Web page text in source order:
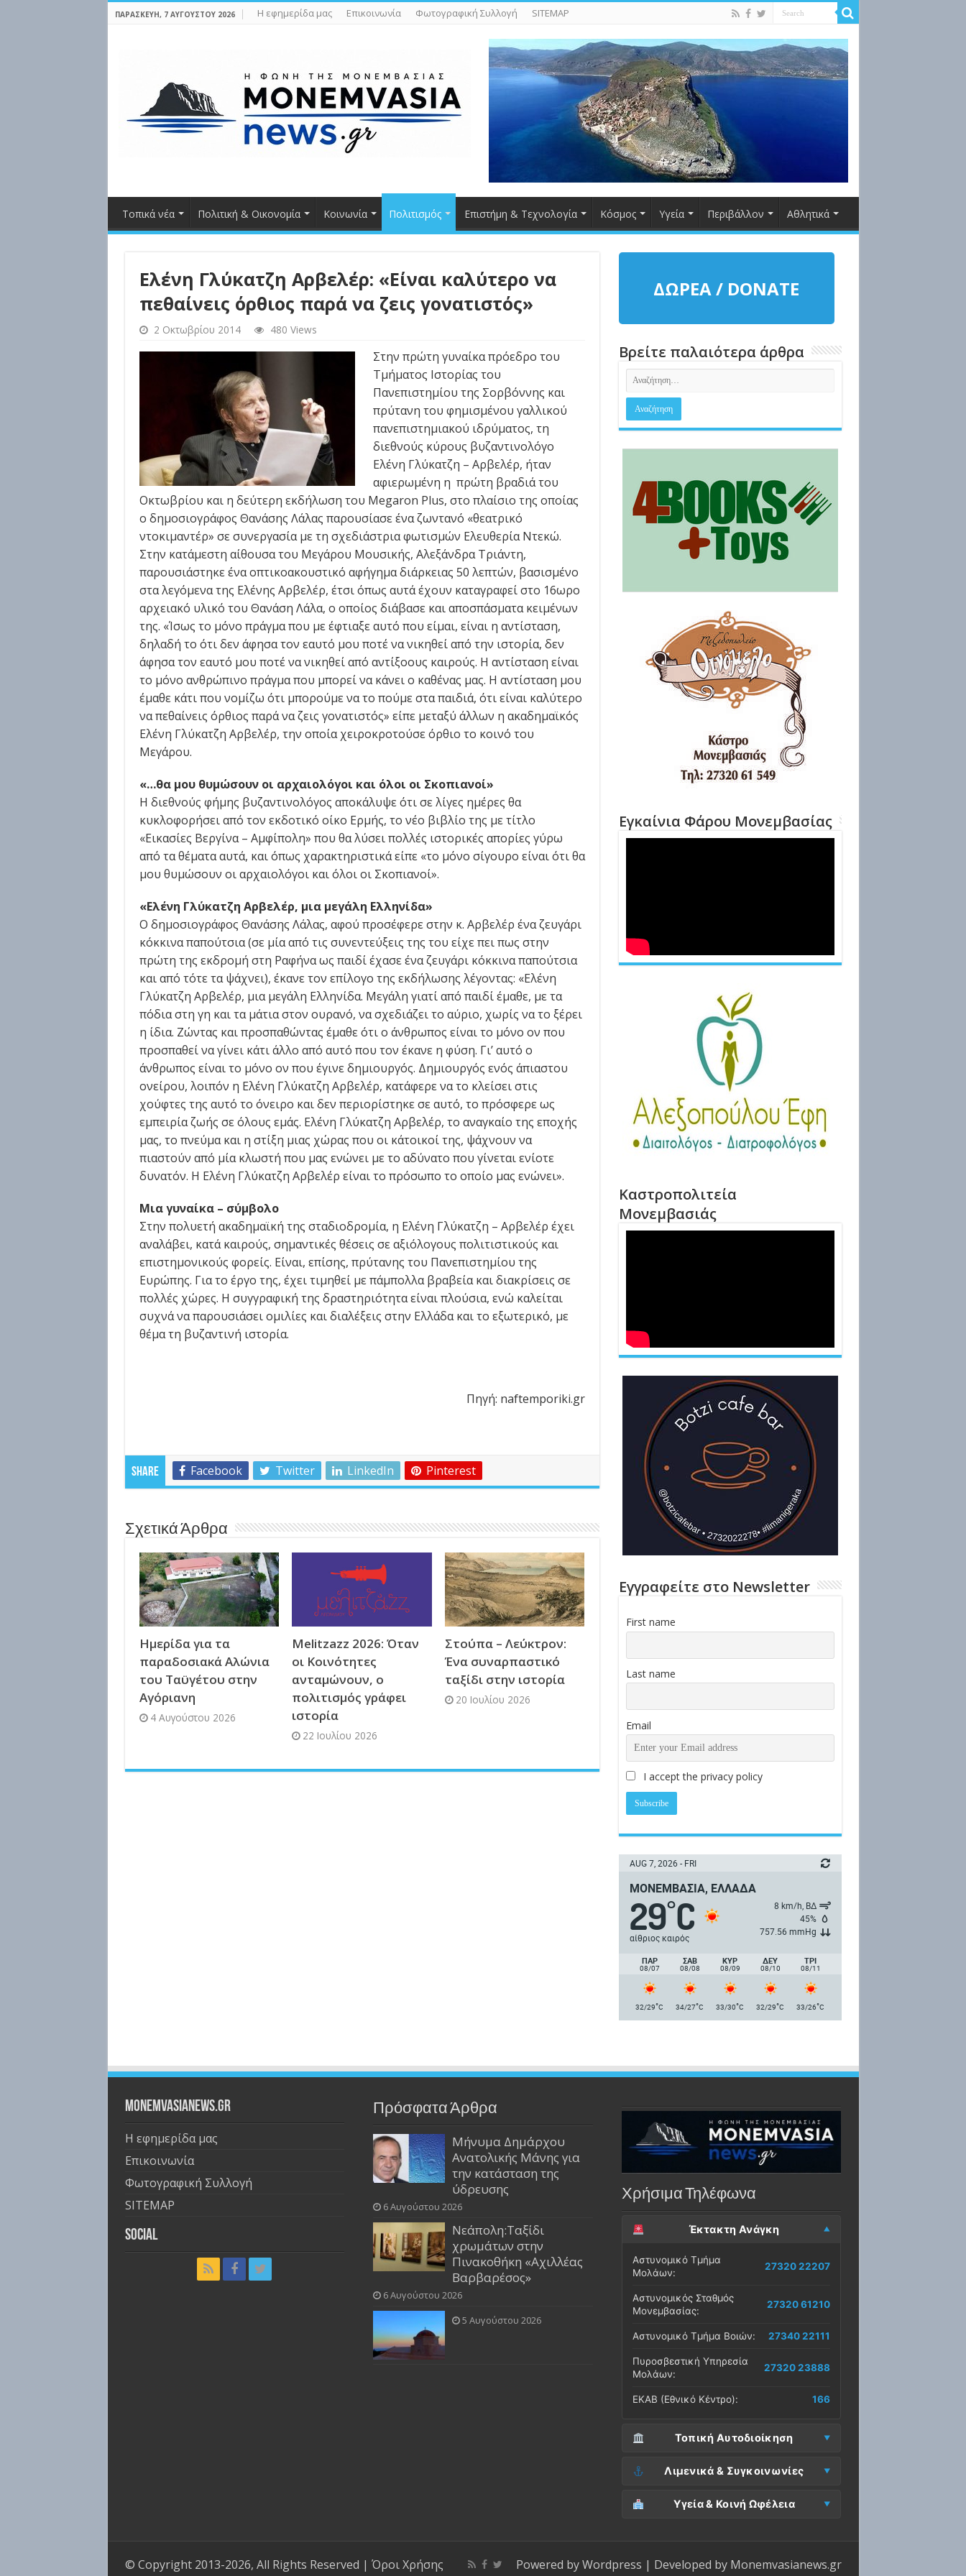
ΠΑΡΑΣΚΕΥΉ, 7 ΑΥΓΟΎΣΤΟΥ 2026 Η εφημερίδα μας Επικοινωνία Φωτογραφική Συλλογή SITEMAP
Τοπικά νέα Πολιτική & Οικονομία Κοινωνία Πολιτισμός Επιστήμη & Τεχνολογία Κόσμος Υγεία Περιβάλλον Αθλητικά
Ελένη Γλύκατζη Αρβελέρ: «Είναι καλύτερο να
πεθαίνεις όρθιος παρά να ζεις γονατιστός»
2 Οκτωβρίου 2014 480 Views
Στην πρώτη γυναίκα πρόεδρο του
Τμήματος Ιστορίας του
Πανεπιστημίου της Σορβόννης και
πρύτανη του φημισμένου γαλλικού
πανεπιστημιακού ιδρύματος, τη
διεθνούς κύρους βυζαντινολόγο
Ελένη Γλύκατζη – Αρβελέρ, ήταν
αφιερωμένη η πρώτη βραδιά του
Οκτωβρίου και η δεύτερη εκδήλωση του Megaron Plus, στο πλαίσιο της οποίας
ο δημοσιογράφος Θανάσης Λάλας παρουσίασε ένα ζωντανό «θεατρικό
ντοκιμαντέρ» σε συνεργασία με τη σχεδιάστρια φωτισμών Ελευθερία Ντεκώ.
Στην κατάμεστη αίθουσα του Μεγάρου Μουσικής, Αλεξάνδρα Τριάντη,
παρουσιάστηκε ένα οπτικοακουστικό αφήγημα διάρκειας 50 λεπτών, βασισμένο
στα λεγόμενα της Ελένης Αρβελέρ, έτσι όπως αυτά έχουν καταγραφεί στο 16ωρο
αρχειακό υλικό του Θανάση Λάλα, ο οποίος διάβασε και αποσπάσματα κειμένων
της. «Ίσως το μόνο πράγμα που με έφτιαξε αυτό που είμαι, είναι η αντίσταση,
δηλαδή το ότι δεν άφησα τον εαυτό μου ποτέ να νικηθεί από την ιστορία, δεν
άφησα τον εαυτό μου ποτέ να νικηθεί από αντίξοους καιρούς. Η αντίσταση είναι
το μόνο ανθρώπινο πράγμα που μπορεί να κάνει ο καθένας μας. Η αντίσταση μου
έμαθε κάτι που νομίζω ότι μπορούμε να το πούμε στα παιδιά, ότι είναι καλύτερο
να πεθαίνεις όρθιος παρά να ζεις γονατιστός» είπε μεταξύ άλλων η ακαδημαϊκός
Ελένη Γλύκατζη Αρβελέρ, την οποία χειροκροτούσε όρθιο το κοινό του
Μεγάρου.
«…θα μου θυμώσουν οι αρχαιολόγοι και όλοι οι Σκοπιανοί»
Η διεθνούς φήμης βυζαντινολόγος αποκάλυψε ότι σε λίγες ημέρες θα
κυκλοφορήσει από τον εκδοτικό οίκο Ερμής, το νέο βιβλίο της με τίτλο
«Εικασίες Βεργίνα – Αμφίπολη» που θα λύσει πολλές ιστορικές απορίες γύρω
από τα θέματα αυτά, και όπως χαρακτηριστικά είπε «το μόνο σίγουρο είναι ότι θα
μου θυμώσουν οι αρχαιολόγοι και όλοι οι Σκοπιανοί».
«Ελένη Γλύκατζη Αρβελέρ, μια μεγάλη Ελληνίδα»
Ο δημοσιογράφος Θανάσης Λάλας, αφού προσέφερε στην κ. Αρβελέρ ένα ζευγάρι
κόκκινα παπούτσια (σε μία από τις συνεντεύξεις της του είχε πει πως στην
πρώτη της εκδρομή στη Ραφήνα ως παιδί έχασε ένα ζευγάρι κόκκινα παπούτσια
και από τότε τα ψάχνει), έκανε τον επίλογο της εκδήλωσης λέγοντας: «Ελένη
Γλύκατζη Αρβελέρ, μια μεγάλη Ελληνίδα. Μεγάλη γιατί από παιδί έμαθε, με τα
πόδια στη γη και τα μάτια στον ουρανό, να σχεδιάζει το αύριο, χωρίς να το ξέρει
η ίδια. Ζώντας και προσπαθώντας έμαθε ότι ο άνθρωπος είναι το μόνο ον που
προσπαθεί να γίνει κάτι άλλο από αυτό που τον έκανε η φύση. Γι’ αυτό ο
άνθρωπος είναι το μόνο ον που έγινε δημιουργός. Δημιουργός ενός άπιαστου
ονείρου, λοιπόν η Ελένη Γλύκατζη Αρβελέρ, κατάφερε να το κλείσει στις
χούφτες της αυτό το όνειρο και δεν περιορίστηκε σε αυτό, το πρόσφερε ως
εμπειρία ζωής σε όλους εμάς. Ελένη Γλύκατζη Αρβελέρ, το αναγκαίο της εποχής
μας, το πνεύμα και η στίξη μιας χώρας που οι κάτοικοί της, ψάχνουν να
πιαστούν από μία κλωστή που μας ενώνει με το αδύνατο που γίνεται ενίοτε
δυνατόν. Η Ελένη Γλύκατζη Αρβελέρ είναι το πρόσωπο το οποίο μας ενώνει».
Μια γυναίκα – σύμβολο
Στην πολυετή ακαδημαϊκή της σταδιοδρομία, η Ελένη Γλύκατζη – Αρβελέρ έχει
αναλάβει, κατά καιρούς, σημαντικές θέσεις σε αξιόλογους πολιτιστικούς και
επιστημονικούς φορείς. Είναι, επίσης, πρύτανης του Πανεπιστημίου της
Ευρώπης. Για το έργο της, έχει τιμηθεί με πάμπολλα βραβεία και διακρίσεις σε
πολλές χώρες. Η συγγραφική της δραστηριότητα είναι πλούσια, ενώ καλείται
συχνά να παρουσιάσει ομιλίες και διαλέξεις στην Ελλάδα και το εξωτερικό, με
θέμα τη βυζαντινή ιστορία.
Πηγή: naftemporiki.gr
Share Facebook Twitter LinkedIn Pinterest
Σχετικά Άρθρα
Ημερίδα για τα
παραδοσιακά Αλώνια
του Ταϋγέτου στην
Αγόριανη
4 Αυγούστου 2026
Melitzazz 2026: Όταν
οι Κοινότητες
ανταμώνουν, ο
πολιτισμός γράφει
ιστορία
22 Ιουλίου 2026
Στούπα – Λεύκτρον:
Ένα συναρπαστικό
ταξίδι στην ιστορία
20 Ιουλίου 2026
ΔΩΡΕΑ / DONATE
Βρείτε παλαιότερα άρθρα
Εγκαίνια Φάρου Μονεμβασίας
Καστροπολιτεία
Μονεμβασιάς
Εγγραφείτε στο Newsletter
First name
Last name
Email
I accept the privacy policy
AUG 7, 2026 - FRI
ΜΟΝΕΜΒΑΣΙΆ, ΕΛΛΆΔΑ
29°C
αίθριος καιρός
8 km/h, ΒΔ
45%
757.56 mmHg
ΠΑΡ
08/07
ΣΑΒ
08/08
ΚΥΡ
08/09
ΔΕΥ
08/10
ΤΡΙ
08/11
32/29°C 34/27°C 33/30°C 32/29°C 33/26°C
Monemvasianews.gr
Η εφημερίδα μας
Επικοινωνία
Φωτογραφική Συλλογή
SITEMAP
Social
Πρόσφατα Άρθρα
Μήνυμα Δημάρχου
Ανατολικής Μάνης για
την κατάσταση της
ύδρευσης
6 Αυγούστου 2026
Νεάπολη:Ταξίδι
χρωμάτων στην
Πινακοθήκη «Αχιλλέας
Βαρβαρέσος»
6 Αυγούστου 2026
5 Αυγούστου 2026
Χρήσιμα Τηλέφωνα
Έκτακτη Ανάγκη
Αστυνομικό Τμήμα
Μολάων:
27320 22207
Αστυνομικός Σταθμός
Μονεμβασίας:
27320 61210
Αστυνομικό Τμήμα Βοιών: 27340 22111
Πυροσβεστική Υπηρεσία
Μολάων:
27320 23888
ΕΚΑΒ (Εθνικό Κέντρο): 166
Τοπική Αυτοδιοίκηση
Δήμος Μονεμβασίας
(Έδρα):
27323 60500
Δ.Ε. Μονεμβασίας
27323 60019
ΚΕΠ Μονεμβασίας: 27323 60031
Λιμενικά & Συγκοινωνίες
Λιμεναρχείο
Μονεμβασίας:
27320 61266
ΚΤΕΛ Λακωνίας (Σταθμός
Μολάων):
27320 22209
Υγεία & Κοινή Ωφέλεια
Powered byWordpress | Developed by Monemvasianews.gr
© Copyright 2013-2026, All Rights Reserved | Όροι Χρήσης